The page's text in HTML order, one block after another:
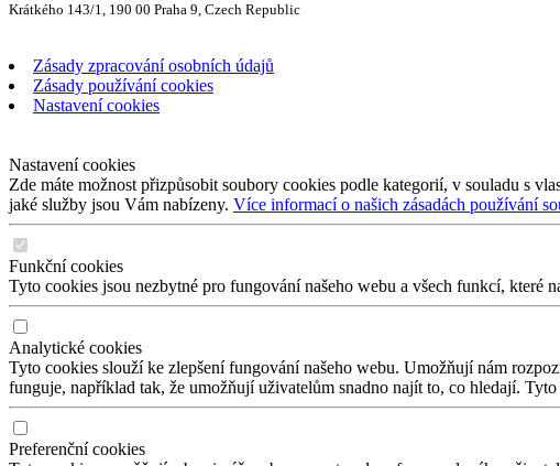
Krátkého 143/1, 190 00 Praha 9, Czech Republic
Zásady zpracování osobních údajů
Zásady používání cookies
Nastavení cookies
Nastavení cookies
Zde máte možnost přizpůsobit soubory cookies podle kategorií, v souladu s
jaké služby jsou Vám nabízeny. Více informací o našich zásadách používání
Funkční cookies
Tyto cookies jsou nezbytné pro fungování našeho webu a všech funkcí, které
Analytické cookies
Tyto cookies slouží ke zlepšení fungování našeho webu. Umožňují nám
funguje, například tak, že umožňují uživatelům snadno najít to, co hledají.
Preferenční cookies